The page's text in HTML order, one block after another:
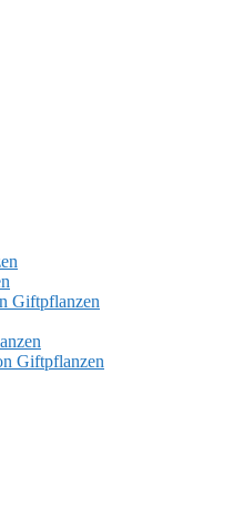
Giftpflanzen
Giftpflanzen